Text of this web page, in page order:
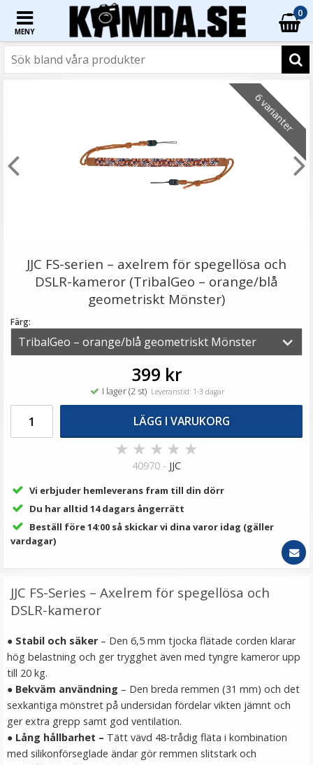
MENY
0
JJC CB-M kamerafodral Fujifilm X100VI/X100V/X-E5 –
★★★★★
LÄGG I VARUKORG
6 varianter
JJC FS-serien – axelrem för spegellösa och
DSLR-kameror (TribalGeo – orange/blå
geometriskt Mönster)
Färg:
399 kr
I lager (2 st) Leveranstid: 1-3 dagar
LÄGG I VARUKORG
★ ★ ★ ★ ★
40970 - JJC
Vi erbjuder hemleverans fram till din dörr
Du har alltid 14 dagars ångerrätt
Beställ före 14:00 så skickar vi dina varor idag (gäller
vardagar)
JJC FS-Series – Axelrem för spegellösa och
DSLR-kameror
● Stabil och säker – Den 6,5 mm tjocka flätade corden klarar
hög belastning och ger trygghet även med tyngre kameror upp
till 20 kg.
● Bekväm användning – Den breda remmen (31 mm) och det
sexkantiga mönstret på undersidan fördelar vikten jämnt och
ger extra grepp samt god ventilation.
● Lång hållbarhet – Tätt vävd 48-trådig fläta i kombination
med silikonförseglade ändar gör remmen slitstark och